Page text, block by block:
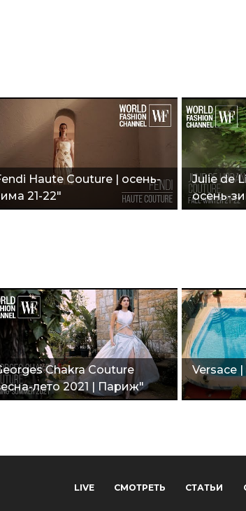
Haute Couture | осень-
21-22"
Julie de
осень-
Chakra Couture
лето 2021 | Париж"
Versace |
LIVE СМОТРЕТЬ СТАТЬИ